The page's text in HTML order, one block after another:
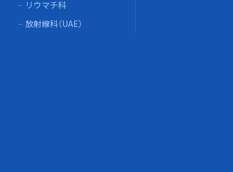
リウマチ科
放射線科（UAE）